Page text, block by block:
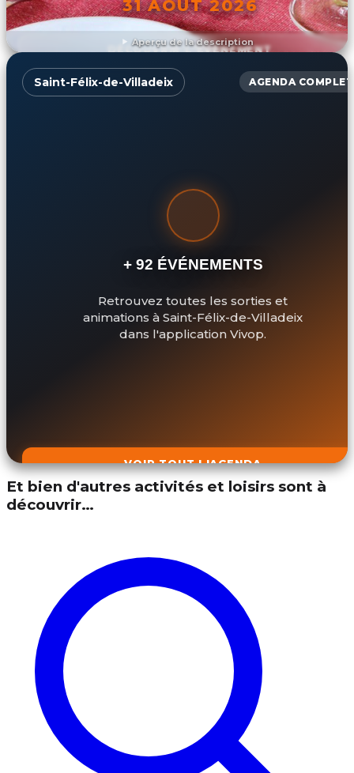
Aperçu de la description
31 AOÛT 2026
DÉCOUVRIR L'ÉVÉNEMENT
Saint-Félix-de-Villadeix AGENDA COMPLET
+ 92 ÉVÉNEMENTS
Retrouvez toutes les sorties et
animations à Saint-Félix-de-Villadeix
dans l'application Vivop.
VOIR TOUT L'AGENDA
Et bien d'autres activités et loisirs sont à
découvrir…